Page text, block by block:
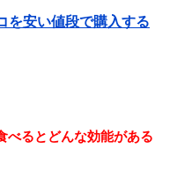
を安い値段で購入する
べるとどんな効能がある